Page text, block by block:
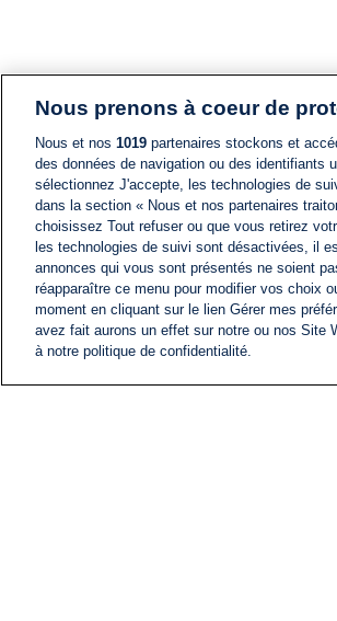
Nous prenons à coeur de
Nous et nos 1019 partenaires stockons et
des données de navigation ou des identifiants
sélectionnez J'accepte, les technologies de
dans la section « Nous et nos partenaires
choisissez Tout refuser ou que vous retirez
les technologies de suivi sont désactivées, il
annonces qui vous sont présentés ne soient
réapparaître ce menu pour modifier vos choix
moment en cliquant sur le lien Gérer mes
avez fait aurons un effet sur notre ou nos Site
à notre politique de confidentialité.